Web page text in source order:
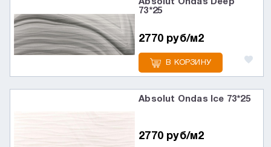
Absolut Ondas Deep
73*25
2770 руб/м2
В КОРЗИНУ
Absolut Ondas Ice 73*25
2770 руб/м2